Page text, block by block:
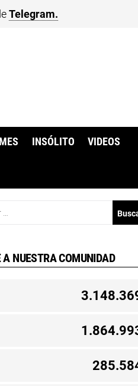
Telegram.
INSÓLITO VIDEOS
A NUESTRA COMUNIDAD